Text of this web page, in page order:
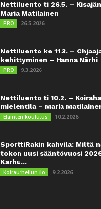
Nettiluento ti 26.5. –
Maria Matilainen
PRO 26.5.2026
Nettiluento ke 11.3. –
kehittyminen – Hanna Närhi
PRO 9.3.2026
Nettiluento ti 10.2. –
mielentila – Maria
Eläinten koulutus 10.2.2026
SporttiRakin kahvila: Miltä
tokon uusi sääntövuosi
Karhu...
Koiraurheilun ilo 9.2.2026